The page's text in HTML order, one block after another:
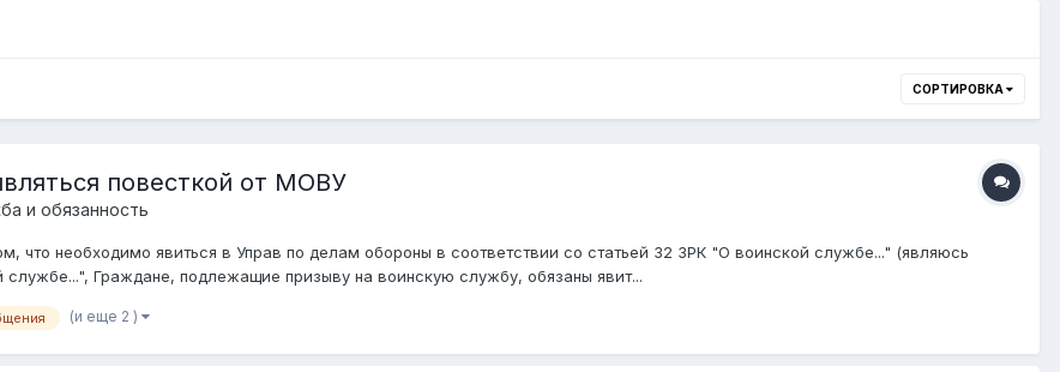
СОРТИРОВКА
повесткой от МОВУ
и обязанность
что необходимо явиться в Управ по делам обороны в соответствии со статьей 32 ЗРК "О воинской службе..." (являюсь
Граждане, подлежащие призыву на воинскую службу, обязаны явит...
(и еще 2 )